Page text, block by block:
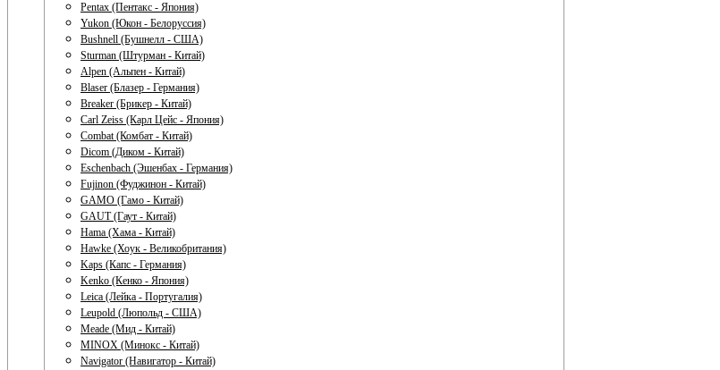
Pentax (Пентакс - Япония)
Yukon (Юкон - Белоруссия)
Bushnell (Бушнелл - США)
Sturman (Штурман - Китай)
Alpen (Альпен - Китай)
Blaser (Блазер - Германия)
Breaker (Брикер - Китай)
Carl Zeiss (Карл Цейс - Япония)
Combat (Комбат - Китай)
Dicom (Диком - Китай)
Eschenbach (Эшенбах - Германия)
Fujinon (Фуджинон - Китай)
GAMO (Гамо - Китай)
GAUT (Гаут - Китай)
Hama (Хама - Китай)
Hawke (Хоук - Великобритания)
Kaps (Капс - Германия)
Kenko (Кенко - Япония)
Leica (Лейка - Португалия)
Leupold (Люпольд - США)
Meade (Мид - Китай)
MINOX (Минокс - Китай)
Navigator (Навигатор - Китай)